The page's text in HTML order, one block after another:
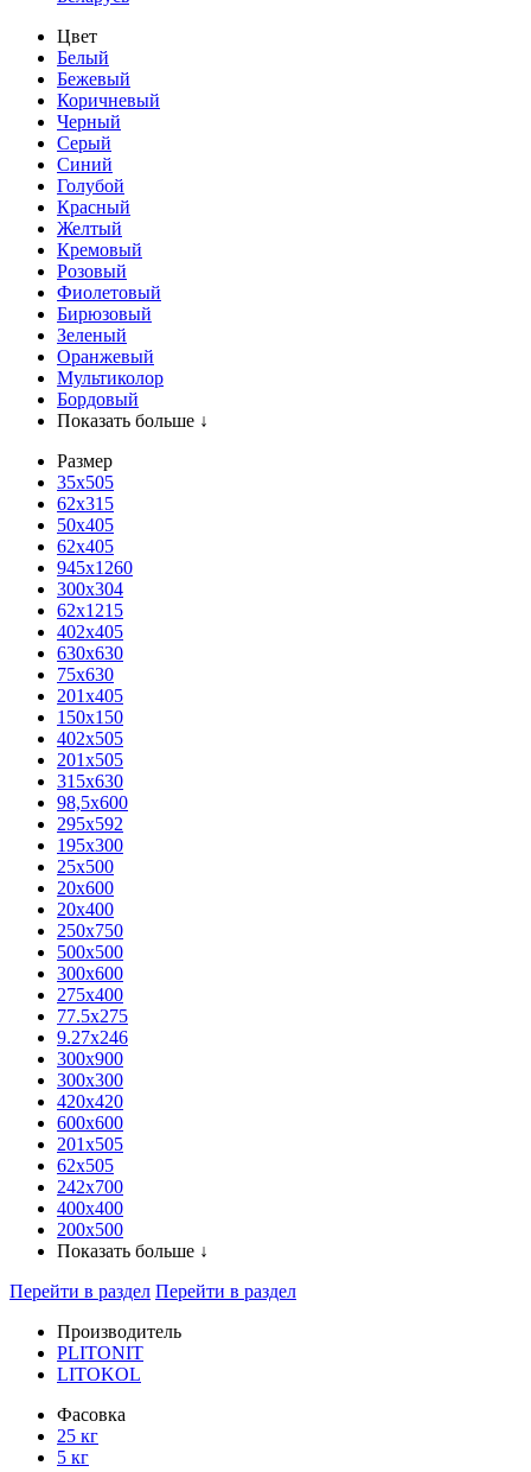
Цвет
Белый
Бежевый
Коричневый
Черный
Серый
Синий
Голубой
Красный
Желтый
Кремовый
Розовый
Фиолетовый
Бирюзовый
Зеленый
Оранжевый
Мультиколор
Бордовый
Показать больше ↓
Размер
35х505
62x315
50x405
62х405
945x1260
300x304
62x1215
402x405
630x630
75x630
201x405
150x150
402x505
201x505
315x630
98,5х600
295x592
195х300
25x500
20х600
20х400
250x750
500x500
300x600
275x400
77.5х275
9.27x246
300x900
300x300
420х420
600х600
201х505
62х505
242х700
400х400
200х500
Показать больше ↓
Перейти в раздел Перейти в раздел
Производитель
PLITONIT
LITOKOL
Фасовка
25 кг
5 кг